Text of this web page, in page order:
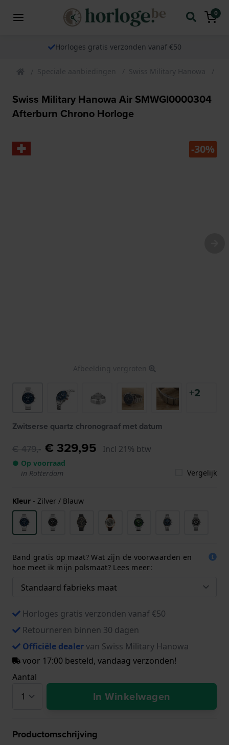
0
Horloges gratis verzonden vanaf €50
Speciale aanbiedingen Swiss Military Hanowa
Swiss Military Hanowa Air SMWGI0000304
Afterburn Chrono Horloge
-30%
Afbeelding vergroten
+2
Zwitserse quartz chronograaf met datum
€ 479,- € 329,95 Incl 21% btw
● Op voorraad
in Rotterdam
Vergelijk
Kleur - Zilver / Blauw
Band gratis op maat? Wat zijn de voorwaarden en
hoe meet ik mijn polsmaat? Lees meer:
Horloges gratis verzonden vanaf €50
Retourneren binnen 30 dagen
Officiële dealervan Swiss Military Hanowa
voor 17:00 besteld, vandaag verzonden!
Aantal
In Winkelwagen
Productomschrijving